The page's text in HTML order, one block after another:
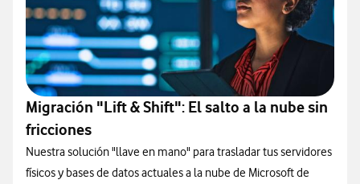
Migración "Lift & Shift": El salto a la nube sin
fricciones
Nuestra solución "llave en mano" para trasladar tus servidores
físicos y bases de datos actuales a la nube de Microsoft de